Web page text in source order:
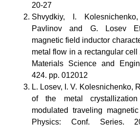
20-27
Shvydkiy, I.
Pavlinov and G. Losev
magnetic field inductor
metal flow in a rectangular cell
Materials Science and
424. pp. 012012
L. Losev, I. V. Kolesnichenko,
of the metal
modulated traveling
Physics: Conf. Series.